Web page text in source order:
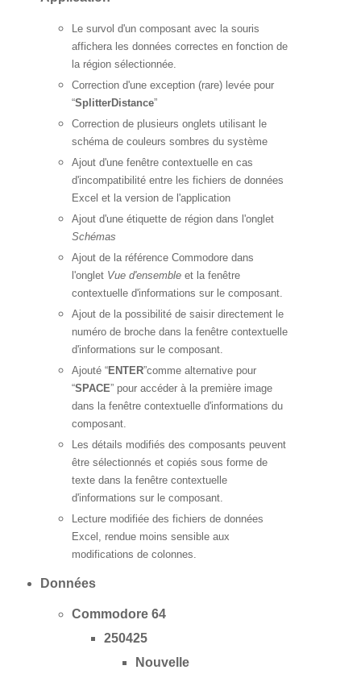
Le survol d'un composant avec la souris
affichera les données correctes en fonction de
la région sélectionnée.
Correction d'une exception (rare) levée pour
“SplitterDistance”
Correction de plusieurs onglets utilisant le
schéma de couleurs sombres du système
Ajout d'une fenêtre contextuelle en cas
d'incompatibilité entre les fichiers de données
Excel et la version de l'application
Ajout d'une étiquette de région dans l'onglet
Schémas
Ajout de la référence Commodore dans
l'onglet Vue d'ensemble et la fenêtre
contextuelle d'informations sur le composant.
Ajout de la possibilité de saisir directement le
numéro de broche dans la fenêtre contextuelle
d'informations sur le composant.
Ajouté “ENTER”comme alternative pour
“SPACE” pour accéder à la première image
dans la fenêtre contextuelle d'informations du
composant.
Les détails modifiés des composants peuvent
être sélectionnés et copiés sous forme de
texte dans la fenêtre contextuelle
d'informations sur le composant.
Lecture modifiée des fichiers de données
Excel, rendue moins sensible aux
modifications de colonnes.
Données
Commodore 64
250425
Nouvelle